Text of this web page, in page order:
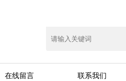
在线留言 联系我们